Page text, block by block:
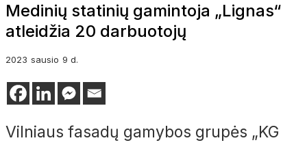
Medinių statinių gamintoja „Lignas“
atleidžia 20 darbuotojų
2023 sausio 9 d.
Vilniaus fasadų gamybos grupės „KG